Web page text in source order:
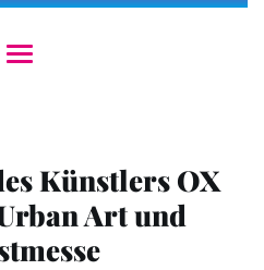
T
n
v
i
Künstlers OX
Art und